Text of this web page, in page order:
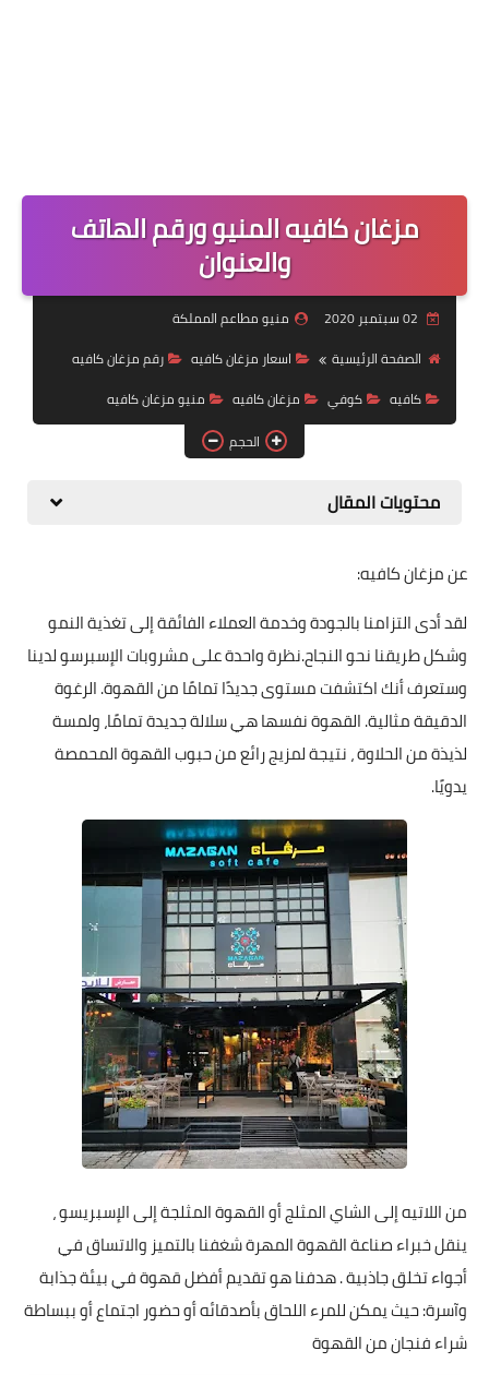
مزغان كافيه المنيو ورقم الهاتف
والعنوان
منيو مطاعم المملكة
الصفحة الرئيسية
اسعار مزغان كافيه
رقم مزغان كافيه
كافيه
كوفي مزغان كافيه
منيو مزغان كافيه
الحجم
محتويات المقال
عن مزغان كافيه:
لقد أدى التزامنا بالجودة وخدمة العملاء الفائقة إلى تغذية النمو
وشكل طريقنا نحو النجاح.نظرة واحدة على مشروبات الإسبرسو لدينا
وستعرف أنك اكتشفت مستوى جديدًا تمامًا من القهوة. الرغوة
الدقيقة مثالية. القهوة نفسها هي سلالة جديدة تمامًا، ولمسة
لذيذة من الحلاوة ، نتيجة لمزيج رائع من حبوب القهوة المحمصة
يدويًا.
من اللاتيه إلى الشاي المثلج أو القهوة المثلجة إلى الإسبريسو ،
ينقل خبراء صناعة القهوة المهرة شغفنا بالتميز والاتساق في
أجواء تخلق جاذبية . هدفنا هو تقديم أفضل قهوة في بيئة جذابة
وآسرة: حيث يمكن للمرء اللحاق بأصدقائه أو حضور اجتماع أو ببساطة
شراء فنجان من القهوة